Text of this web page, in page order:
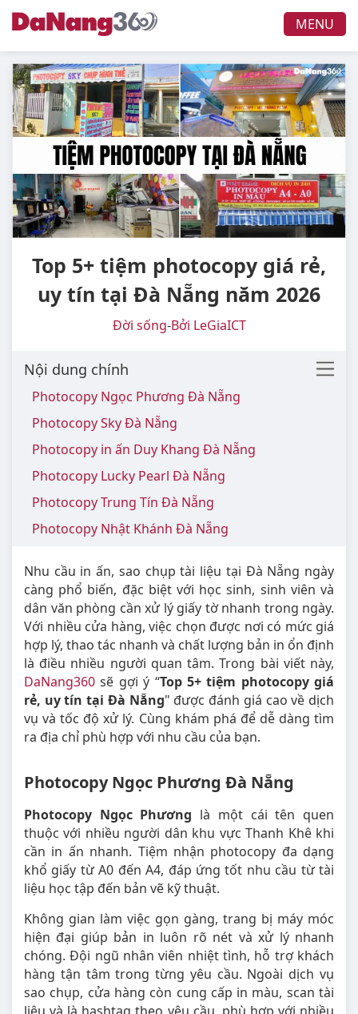
MENU
Top 5+ tiệm photocopy giá rẻ,
uy tín tại Đà Nẵng năm 2026
Đời sống-Bởi LeGiaICT
Nội dung chính
Photocopy Ngọc Phương Đà Nẵng
Photocopy Sky Đà Nẵng
Photocopy in ấn Duy Khang Đà Nẵng
Photocopy Lucky Pearl Đà Nẵng
Photocopy Trung Tín Đà Nẵng
Photocopy Nhật Khánh Đà Nẵng
Nhu cầu in ấn, sao chụp tài liệu tại Đà Nẵng ngày
càng phổ biến, đặc biệt với học sinh, sinh viên và
dân văn phòng cần xử lý giấy tờ nhanh trong ngày.
Với nhiều cửa hàng, việc chọn được nơi có mức giá
hợp lý, thao tác nhanh và chất lượng bản in ổn định
là điều nhiều người quan tâm. Trong bài viết này,
DaNang360 sẽ gợi ý “Top 5+ tiệm photocopy giá
rẻ, uy tín tại Đà Nẵng" được đánh giá cao về dịch
vụ và tốc độ xử lý. Cùng khám phá để dễ dàng tìm
ra địa chỉ phù hợp với nhu cầu của bạn.
Photocopy Ngọc Phương Đà Nẵng
Photocopy Ngọc Phương là một cái tên quen
thuộc với nhiều người dân khu vực Thanh Khê khi
cần in ấn nhanh. Tiệm nhận photocopy đa dạng
khổ giấy từ A0 đến A4, đáp ứng tốt nhu cầu từ tài
liệu học tập đến bản vẽ kỹ thuật.
Không gian làm việc gọn gàng, trang bị máy móc
hiện đại giúp bản in luôn rõ nét và xử lý nhanh
chóng. Đội ngũ nhân viên nhiệt tình, hỗ trợ khách
hàng tận tâm trong từng yêu cầu. Ngoài dịch vụ
sao chụp, cửa hàng còn cung cấp in màu, scan tài